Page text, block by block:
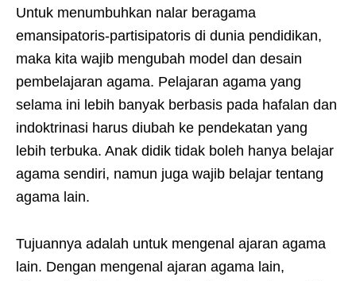
Untuk menumbuhkan nalar beragama
emansipatoris-partisipatoris di dunia pendidikan,
maka kita wajib mengubah model dan desain
pembelajaran agama. Pelajaran agama yang
selama ini lebih banyak berbasis pada hafalan dan
indoktrinasi harus diubah ke pendekatan yang
lebih terbuka. Anak didik tidak boleh hanya belajar
agama sendiri, namun juga wajib belajar tentang
agama lain.
Tujuannya adalah untuk mengenal ajaran agama
lain. Dengan mengenal ajaran agama lain,